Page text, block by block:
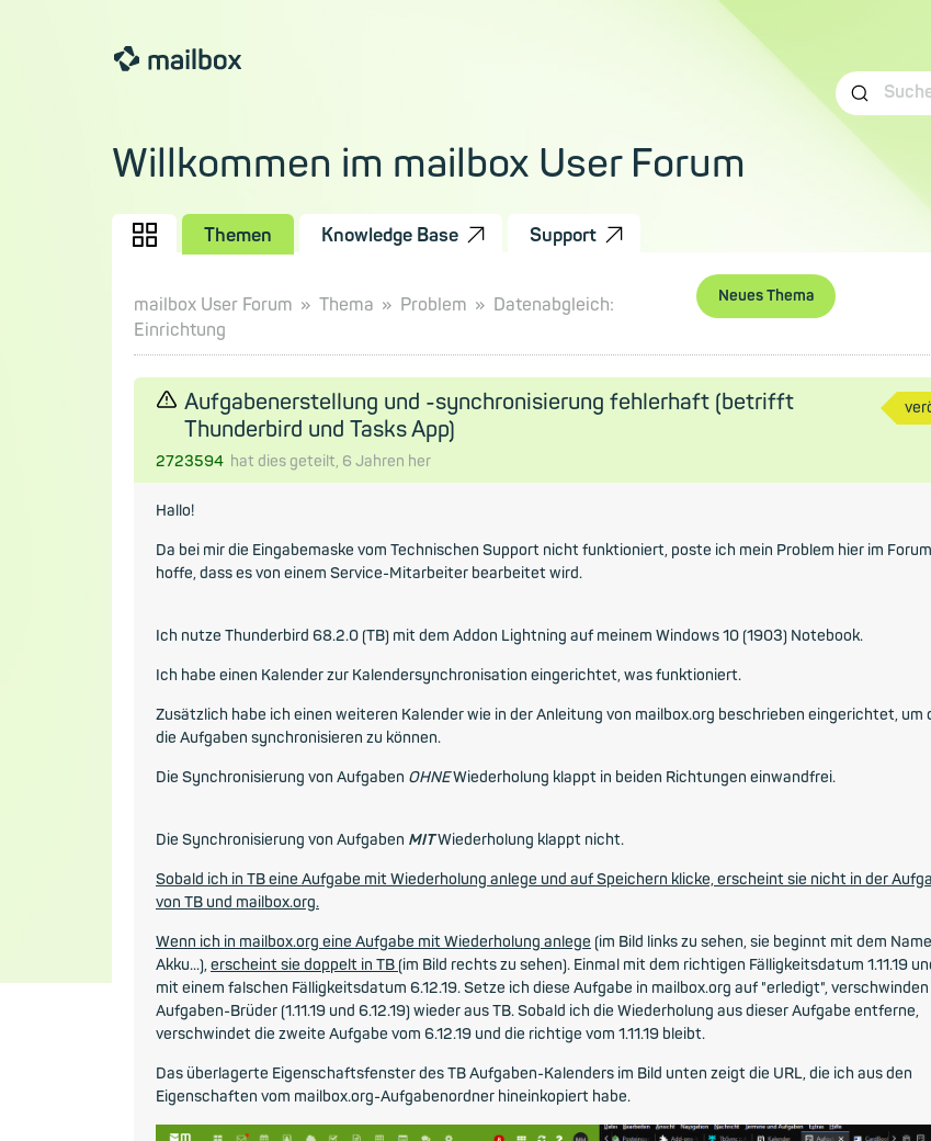
Willkommen im mailbox User Forum
Themen Knowledge Base Support
Neues Thema
mailbox User Forum Thema Problem
Datenabgleich:
Einrichtung
Aufgabenerstellung und -synchronisierung fehlerhaft (betrifft
Thunderbird und Tasks App)
2723594 hat dies geteilt, 6 Jahren her
Hallo!
Da bei mir die Eingabemaske vom Technischen Support nicht funktioniert, poste ich mein Problem hier im
hoffe, dass es von einem Service-Mitarbeiter bearbeitet wird.
Ich nutze Thunderbird 68.2.0 (TB) mit dem Addon Lightning auf meinem Windows 10 (1903) Notebook.
Ich habe einen Kalender zur Kalendersynchronisation eingerichtet, was funktioniert.
Zusätzlich habe ich einen weiteren Kalender wie in der Anleitung von mailbox.org beschrieben eingerichtet, um
die Aufgaben synchronisieren zu können.
Die Synchronisierung von Aufgaben OHNEWiederholung klappt in beiden Richtungen einwandfrei.
Die Synchronisierung von Aufgaben MITWiederholung klappt nicht.
Sobald ich in TB eine Aufgabe mit Wiederholung anlege und auf Speichern klicke, erscheint sie nicht in der
von TB und mailbox.org.
Wenn ich in mailbox.org eine Aufgabe mit Wiederholung anlege (im Bild links zu sehen, sie beginnt mit dem
Akku...),erscheint sie doppelt in TB (im Bild rechts zu sehen). Einmal mit dem richtigen Fälligkeitsdatum 1.11.19
mit einem falschen Fälligkeitsdatum 6.12.19. Setze ich diese Aufgabe in mailbox.org auf "erledigt", verschwinden
Aufgaben-Brüder (1.11.19 und 6.12.19) wieder aus TB. Sobald ich die Wiederholung aus dieser Aufgabe entferne,
verschwindet die zweite Aufgabe vom 6.12.19 und die richtige vom 1.11.19 bleibt.
Das überlagerte Eigenschaftsfenster des TB Aufgaben-Kalenders im Bild unten zeigt die URL, die ich aus den
Eigenschaften vom mailbox.org-Aufgabenordner hineinkopiert habe.